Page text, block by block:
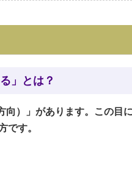
」とは？
）」があります。この
です。